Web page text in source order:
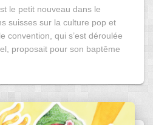
le petit nouveau dans le
suisses sur la culture pop et
convention, qui s’est déroulée
proposait pour son baptême